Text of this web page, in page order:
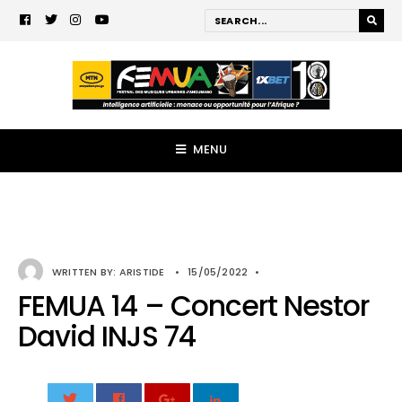
MENU
WRITTEN BY: ARISTIDE • 15/05/2022 •
FEMUA 14 – Concert Nestor
David INJS 74